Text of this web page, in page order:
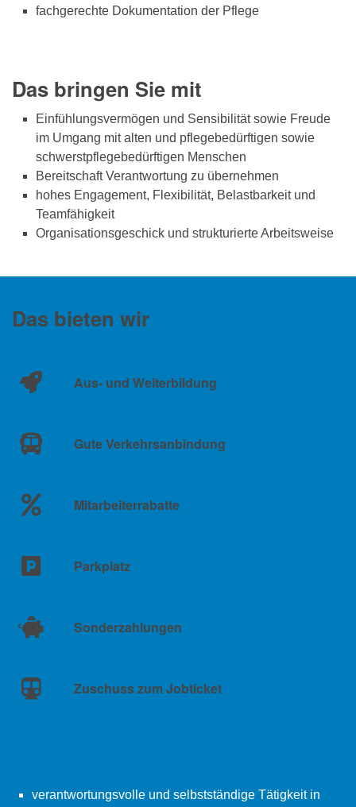
fachgerechte Dokumentation der Pflege
Das bringen Sie mit
Einfühlungsvermögen und Sensibilität sowie Freude
im Umgang mit alten und pflegebedürftigen sowie
schwerstpflegebedürftigen Menschen
Bereitschaft Verantwortung zu übernehmen
hohes Engagement, Flexibilität, Belastbarkeit und
Teamfähigkeit
Organisationsgeschick und strukturierte Arbeitsweise
Das bieten wir
Aus- und Weiterbildung
Gute Verkehrsanbindung
Mitarbeiterrabatte
Parkplatz
Sonderzahlungen
Zuschuss zum Jobticket
verantwortungsvolle und selbstständige Tätigkeit in